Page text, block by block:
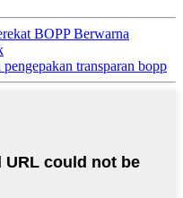
BOPP Berwarna
transparan bopp